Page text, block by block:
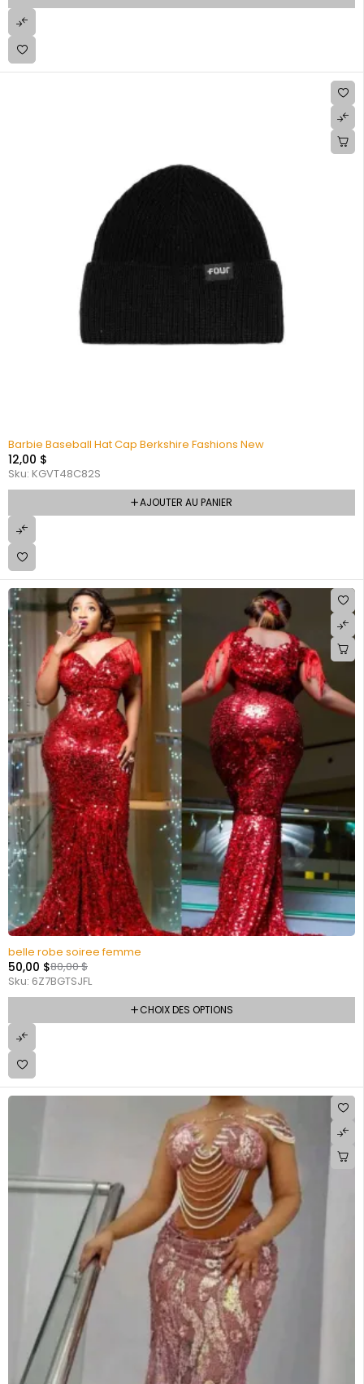
Barbie Baseball Hat Cap Berkshire Fashions New
12,00 $
Sku: KGVT48C82S
AJOUTER AU PANIER
belle robe soiree femme
80,00$
50,00 $
Sku: 6Z7BGTSJFL
CHOIX DES OPTIONS